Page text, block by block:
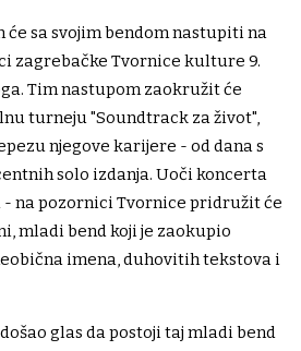
će sa svojim bendom nastupiti na
zagrebačke Tvornice kulture 9.
Tim nastupom zaokružit će
turneju "Soundtrack za život",
njegove karijere - od dana s
solo izdanja. Uoči koncerta
na pozornici Tvornice pridružit će
mladi bend koji je zaokupio
imena, duhovitih tekstova i
glas da postoji taj mladi bend